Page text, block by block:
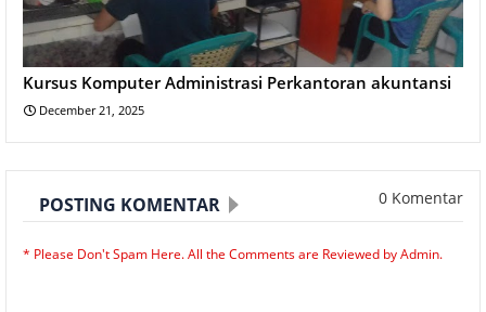
Kursus Komputer Administrasi Perkantoran akuntansi
December 21, 2025
POSTING KOMENTAR 0 Komentar
* Please Don't Spam Here. All the Comments are Reviewed by Admin.